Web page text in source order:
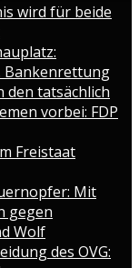
wird für beide
Bankenrettung
den tatsächlich
vorbei: FDP
Freistaat
Mit
gegen
Wolf
des OVG: